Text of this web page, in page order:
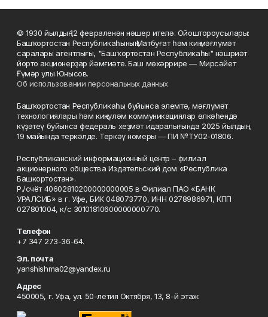
© 1930 йылдың 12 февраленән нәшер ителә. Ойоштороусылары:
Башҡортостан Республикаһының Матбуғат һәм киң мәғлүмәт
саралары агентлығы, "Башҡортостан Республикаһы" нәшриәт
йорто акционерҙар йәмғиәте. Баш мөхәррире — Мирсәйет
Ғүмәр улы Юнысов.
Об использовании персональных данных
Башҡортостан Республикаһы буйынса элемтә, мәғлүмәт
технологиялары һәм киңкүләм коммуникациялар өлкәһендә
күҙәтеү буйынса федераль хеҙмәт идаралығында 2025 йылдың
19 майында теркәлде. Теркәү номеры — ПИ №ТУ02-01806.
Республиканский информационный центр – филиал
акционерного общества Издательский дом «Республика
Башкортостан».
Р./счёт 40602810200000000005 в Филиал ПАО «БАНК
УРАЛСИБ» в г. Уфе, БИК 048073770, ИНН 0278986971, КПП
027801004, к/с 30101810600000000770.
Телефон
+7 347 273-36-64.
Эл. почта
yanshishma02@yandex.ru
Адрес
450005, г. Уфа, ул. 50-летия Октября, 13, 8-й этаж